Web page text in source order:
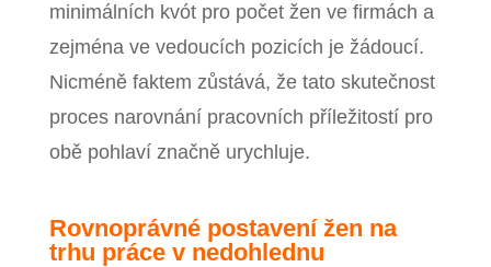
minimálních kvót pro počet žen ve firmách a
zejména ve vedoucích pozicích je žádoucí.
Nicméně faktem zůstává, že tato skutečnost
proces narovnání pracovních příležitostí pro
obě pohlaví značně urychluje.
Rovnoprávné postavení žen na
trhu práce v nedohlednu